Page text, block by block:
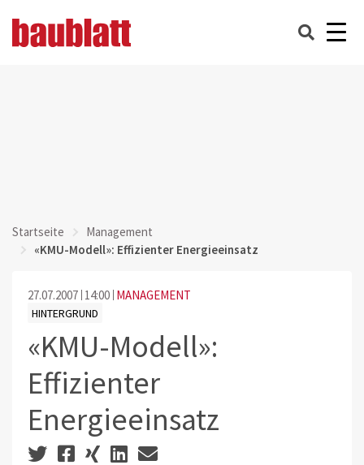
Startseite
Management
«KMU-Modell»: Effizienter Energieeinsatz
27.07.2007 14:00 MANAGEMENT
HINTERGRUND
«KMU-Modell»:
Effizienter
Energieeinsatz